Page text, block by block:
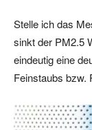
Stelle ich das
sinkt der PM2.5
eindeutig eine
Feinstaubs bzw.